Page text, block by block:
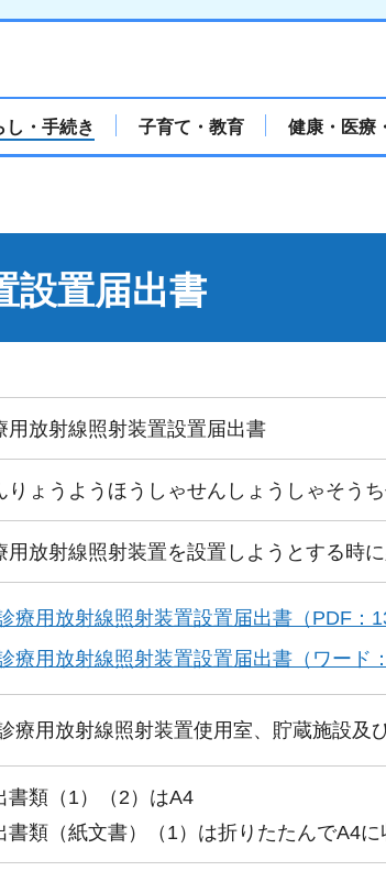
し・手続き 子育て・教育 健康・医療
設置届出書
用放射線照射装置設置届出書
りょうようほうしゃせんしょうしゃそう
用放射線照射装置を設置しようとする時に
療用放射線照射装置設置届出書（PDF：
療用放射線照射装置設置届出書（ワード
療用放射線照射装置使用室、貯蔵施設及
書類（1）（2）はA4
書類（紙文書）（1）は折りたたんでA4に